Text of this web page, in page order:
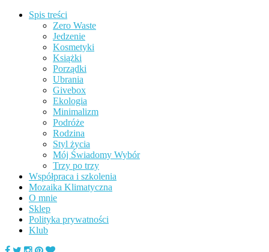
Spis treści
Zero Waste
Jedzenie
Kosmetyki
Książki
Porządki
Ubrania
Givebox
Ekologia
Minimalizm
Podróże
Rodzina
Styl życia
Mój Świadomy Wybór
Trzy po trzy
Współpraca i szkolenia
Mozaika Klimatyczna
O mnie
Sklep
Polityka prywatności
Klub